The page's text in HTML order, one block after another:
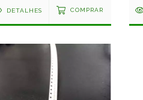
DETALHES COMPRAR